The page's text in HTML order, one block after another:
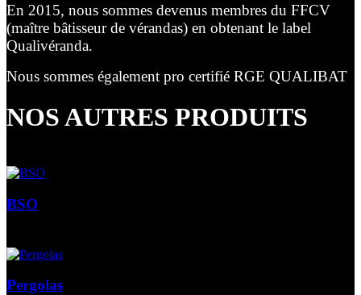
En 2015, nous sommes devenus membres du FFCV
(maître bâtisseur de vérandas) en obtenant le label
Qualivéranda.
Nous sommes également pro certifié RGE QUALIBAT
NOS AUTRES PRODUITS
BSO
Pergolas